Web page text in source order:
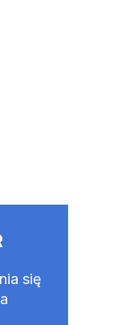
się